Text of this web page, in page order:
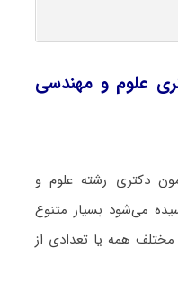
علوم و مهندسی
دکتری رشته علوم و
می‌شود بسیار متنوع
همه یا تعدادی از